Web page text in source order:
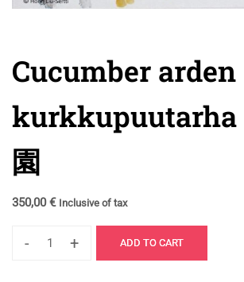
Cucumber arden
kurkkupuutarha
園
350,00€ Inclusive of tax
- + ADD TO CART